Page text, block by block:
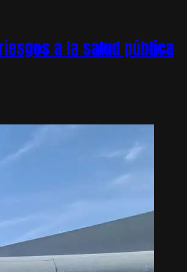
a la salud pública